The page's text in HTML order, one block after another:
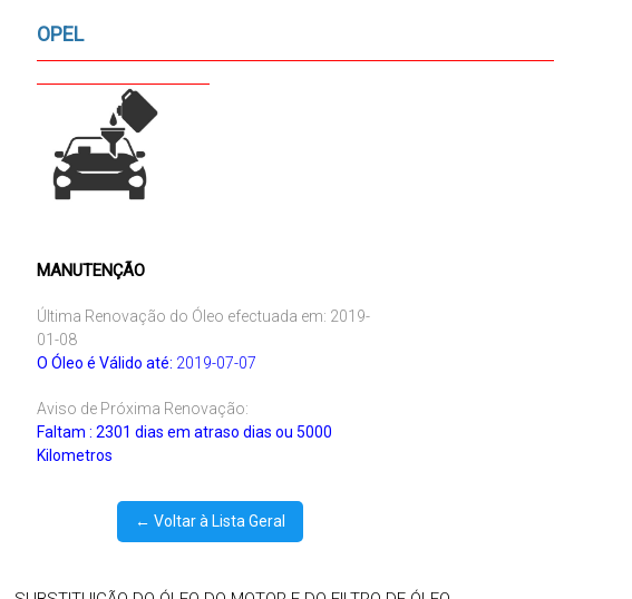
OPEL
MANUTENÇÃO
Última Renovação do Óleo efectuada em: 2019-
01-08
O Óleo é Válido até: 2019-07-07
Aviso de Próxima Renovação:
Faltam : 2301 dias em atraso dias ou 5000
Kilometros
← Voltar à Lista Geral